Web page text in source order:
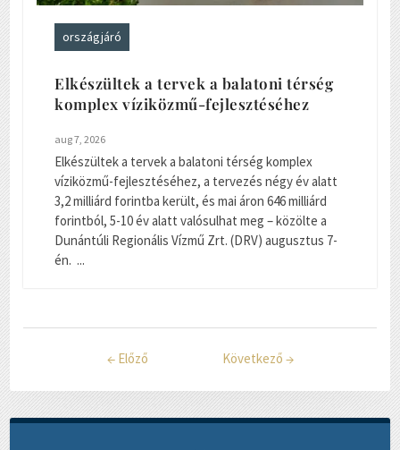
országjáró
Elkészültek a tervek a balatoni térség
komplex víziközmű-fejlesztéséhez
aug 7, 2026
Elkészültek a tervek a balatoni térség komplex
víziközmű-fejlesztéséhez, a tervezés négy év alatt
3,2 milliárd forintba került, és mai áron 646 milliárd
forintból, 5-10 év alatt valósulhat meg – közölte a
Dunántúli Regionális Vízmű Zrt. (DRV) augusztus 7-
én. ...
← Előző Következő →